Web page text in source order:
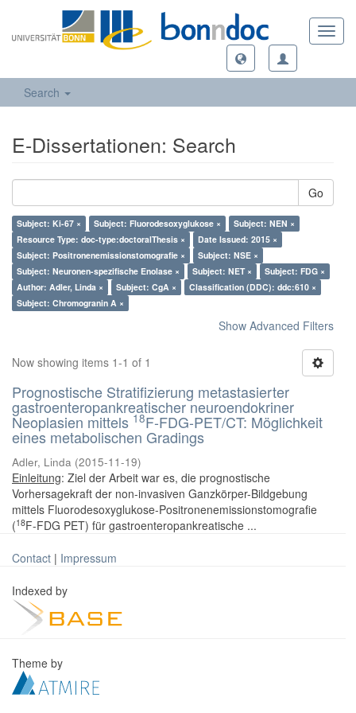
Search
E-Dissertationen: Search
Go
Subject: Ki-67 × Subject: Fluorodesoxyglukose ×
Subject: NEN ×
Resource Type: doc-type:doctoralThesis ×
Date Issued: 2015 ×
Subject: Positronenemissionstomografie ×
Subject: NSE ×
Subject: Neuronen-spezifische Enolase ×
Subject: NET ×
Subject: FDG ×
Author: Adler, Linda ×
Subject: CgA ×
Classification (DDC): ddc:610 ×
Subject: Chromogranin A ×
Show Advanced Filters
Now showing items 1-1 of 1
Prognostische Stratifizierung metastasierter
gastroenteropankreatischer neuroendokriner
Neoplasien mittels 18F-FDG-PET/CT: Möglichkeit
eines metabolischen Gradings
Adler, Linda (2015-11-19)
Einleitung: Ziel der Arbeit war es, die prognostische
Vorhersagekraft der non-invasiven Ganzkörper-Bildgebung
mittels Fluorodesoxyglukose-Positronenemissionstomografie
(18F-FDG PET) für gastroenteropankreatische ...
Contact | Impressum
Indexed by
Theme by